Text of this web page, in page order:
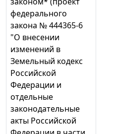
федерального
закона № 444365-6
"О внесении
изменений в
Земельный кодекс
Российской
Федерации и
отдельные
законодательные
акты Российской